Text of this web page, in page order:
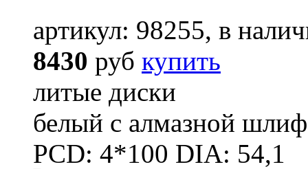
артикул: 98255, в
8430 руб купить
литые диски
белый с алмазной
PCD: 4*100 DIA: 54,1